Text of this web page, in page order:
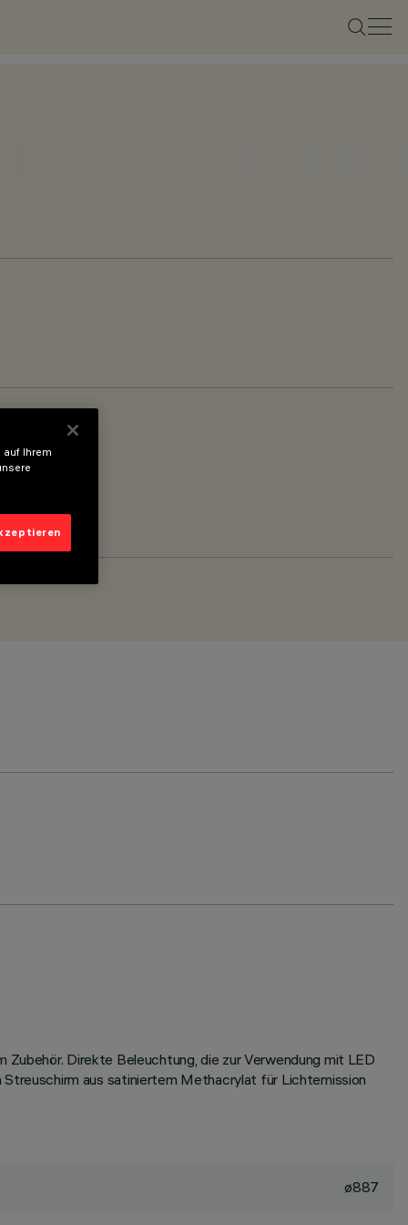
Direkte Beleuchtung, die zur Verwendung mit LED
aus satiniertem Methacrylat für Lichtemission
ø887
auf Ihrem